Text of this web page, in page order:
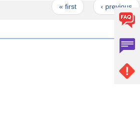
‹ previous …